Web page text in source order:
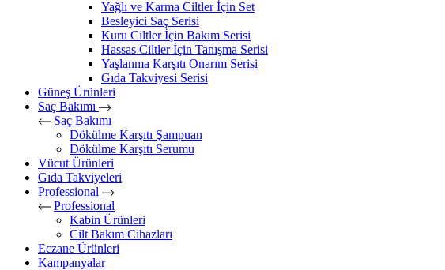
Yağlı ve Karma Ciltler İçin Set
Besleyici Saç Serisi
Kuru Ciltler İçin Bakım Serisi
Hassas Ciltler İçin Tanışma Serisi
Yaşlanma Karşıtı Onarım Serisi
Gıda Takviyesi Serisi
Güneş Ürünleri
Saç Bakımı
Saç Bakımı
Dökülme Karşıtı Şampuan
Dökülme Karşıtı Serumu
Vücut Ürünleri
Gıda Takviyeleri
Professional
Professional
Kabin Ürünleri
Cilt Bakım Cihazları
Eczane Ürünleri
Kampanyalar